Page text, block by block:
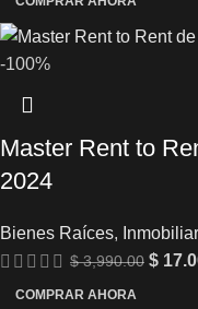
-100%
Master Rent to
2024
Bienes Raíces,
$3,990.00 $
COMPRAR AHORA